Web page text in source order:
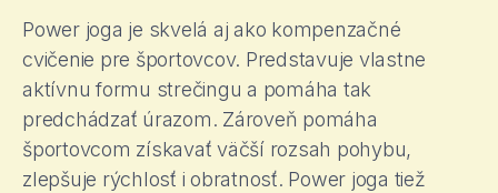
Power joga je skvelá aj ako kompenzačné
cvičenie pre športovcov. Predstavuje vlastne
aktívnu formu strečingu a pomáha tak
predchádzať úrazom. Zároveň pomáha
športovcom získavať väčší rozsah pohybu,
zlepšuje rýchlosť i obratnosť. Power joga tiež